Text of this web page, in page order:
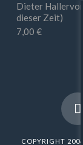
Dieter
dieser Zeit)
7,00 €
COPYRIGHT